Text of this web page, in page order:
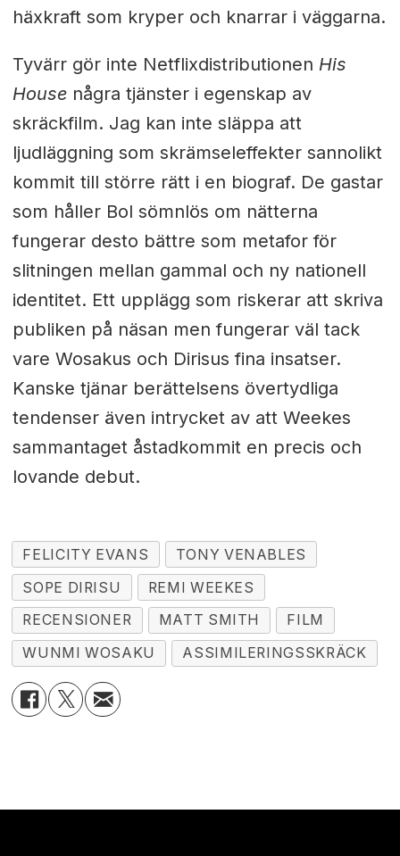
häxkraft som kryper och knarrar i väggarna.
Tyvärr gör inte Netflixdistributionen His
Housenågra tjänster i egenskap av
skräckfilm. Jag kan inte släppa att
ljudläggning som skrämseleffekter sannolikt
kommit till större rätt i en biograf. De gastar
som håller Bol sömnlös om nätterna
fungerar desto bättre som metafor för
slitningen mellan gammal och ny nationell
identitet. Ett upplägg som riskerar att skriva
publiken på näsan men fungerar väl tack
vare Wosakus och Dirisus fina insatser.
Kanske tjänar berättelsens övertydliga
tendenser även intrycket av att Weekes
sammantaget åstadkommit en precis och
lovande debut.
FELICITY EVANS
TONY VENABLES
SOPE DIRISU
REMI WEEKES
RECENSIONER
MATT SMITH
FILM
WUNMI WOSAKU
ASSIMILERINGSSKRÄCK